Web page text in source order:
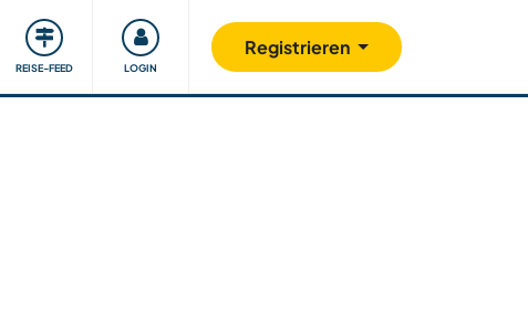
REISE-FEED LOGIN
Registrieren
Unsere Community Gutes tun